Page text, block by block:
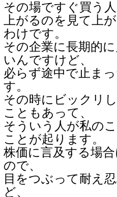
その場ですぐ買う
上がるのを見て上
わけです。
その企業に長期的
いんですけど、
必らず途中で止ま
す。
その時にビックリ
こともあって、
そういう人が私の
ことが起ります。
株価に言及する場
ので、
目をつぶって耐え
ど、